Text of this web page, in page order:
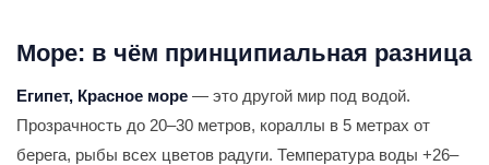
Море: в чём принципиальная разница
Египет, Красное море — это другой мир под водой.
Прозрачность до 20–30 метров, кораллы в 5 метрах от
берега, рыбы всех цветов радуги. Температура воды +26–